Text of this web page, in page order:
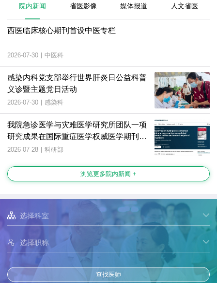
院内新闻 省医影像 媒体报道 人文省医
西医临床核心期刊首设中医专栏
2026-07-30 | 中医科
感染内科党支部举行世界肝炎日公益科普
义诊暨主题党日活动
2026-07-30 | 感染科
我院急诊医学与灾难医学研究所团队一项
研究成果在国际重症医学权威医学期刊上
发表
2026-07-28 | 科研部
浏览更多院内新闻 +


查找医师